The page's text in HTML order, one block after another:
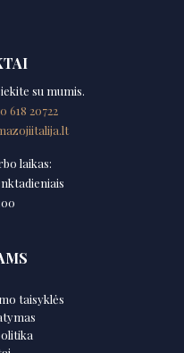
su mumis.
618 20722
laikas:
taisyklės